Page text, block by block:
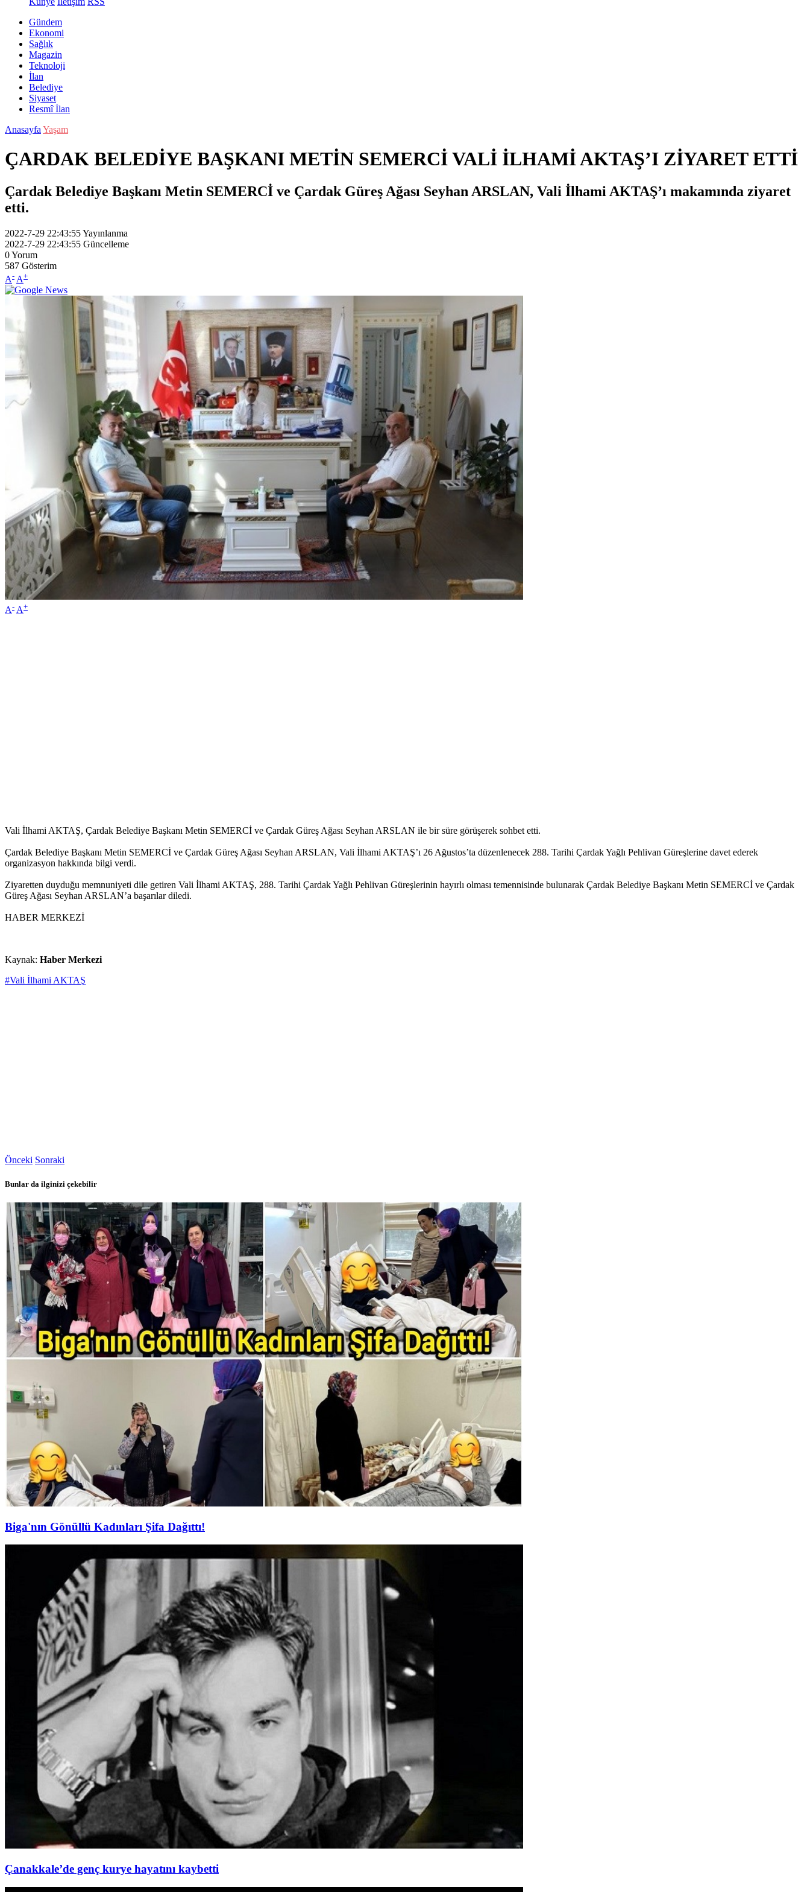
Gündem
Ekonomi
Sağlık
Magazin
Teknoloji
İlan
Belediye
Siyaset
Resmî İlan
Anasayfa Yaşam
ÇARDAK BELEDİYE BAŞKANI METİN SEMERCİ VALİ İLHAMİ AKTAŞ’I ZİYARET ETTİ
Çardak Belediye Başkanı Metin SEMERCİ ve Çardak Güreş Ağası Seyhan ARSLAN, Vali İlhami AKTAŞ’ı makamında ziyaret
etti.
2022-7-29 22:43:55Yayınlanma
2022-7-29 22:43:55 Güncelleme
0Yorum
587 Gösterim
A- A+
A- A+
Vali İlhami AKTAŞ, Çardak Belediye Başkanı Metin SEMERCİ ve Çardak Güreş Ağası Seyhan ARSLAN ile bir süre görüşerek sohbet etti.
Çardak Belediye Başkanı Metin SEMERCİ ve Çardak Güreş Ağası Seyhan ARSLAN, Vali İlhami AKTAŞ’ı 26 Ağustos’ta düzenlenecek 288. Tarihi Çardak Yağlı Pehlivan Güreşlerine davet ederek
organizasyon hakkında bilgi verdi.
Ziyaretten duyduğu memnuniyeti dile getiren Vali İlhami AKTAŞ, 288. Tarihi Çardak Yağlı Pehlivan Güreşlerinin hayırlı olması temennisinde bulunarak Çardak Belediye Başkanı Metin SEMERCİ ve Çardak
Güreş Ağası Seyhan ARSLAN’a başarılar diledi.
HABER MERKEZİ
Kaynak: Haber Merkezi
#Vali İlhami AKTAŞ
Önceki Sonraki
Bunlar da ilginizi çekebilir
Biga'nın Gönüllü Kadınları Şifa Dağıttı!
Çanakkale’de genç kurye hayatını kaybetti